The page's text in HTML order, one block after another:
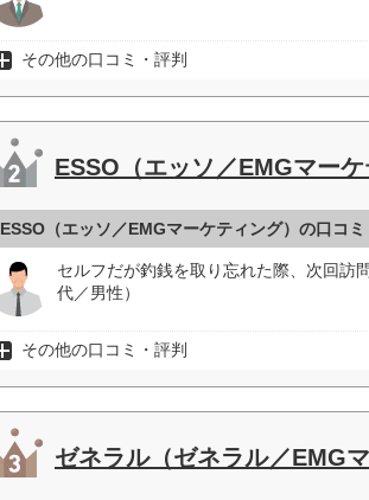
その他の口コミ・評判
ESSO（エッソ／EMGマーケ
ESSO（エッソ／EMGマーケティング）の口コミ
セルフだが釣銭を取り忘れた際、次回訪
代／男性）
その他の口コミ・評判
ゼネラル（ゼネラル／EMG